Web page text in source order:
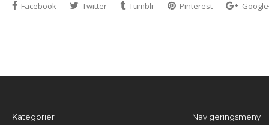
Facebook Twitter Tumblr Pinterest
Kategorier Navigeringsmeny